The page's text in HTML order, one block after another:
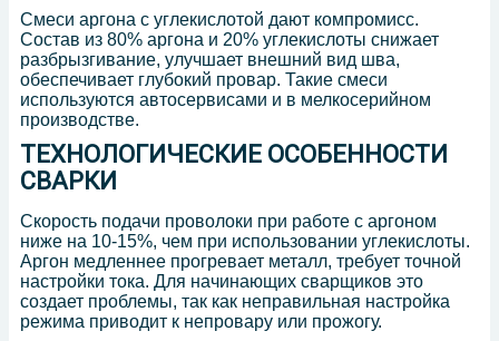
Смеси аргона с углекислотой дают компромисс.
Состав из 80% аргона и 20% углекислоты снижает
разбрызгивание, улучшает внешний вид шва,
обеспечивает глубокий провар. Такие смеси
используются автосервисами и в мелкосерийном
производстве.
ТЕХНОЛОГИЧЕСКИЕ ОСОБЕННОСТИ
СВАРКИ
Скорость подачи проволоки при работе с аргоном
ниже на 10-15%, чем при использовании углекислоты.
Аргон медленнее прогревает металл, требует точной
настройки тока. Для начинающих сварщиков это
создает проблемы, так как неправильная настройка
режима приводит к непровару или прожогу.